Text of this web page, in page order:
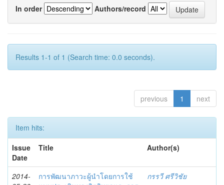
In order
Authors/record
Results 1-1 of 1 (Search time: 0.0 seconds).
previous 1 next
Item hits:
Issue
Date
Title Author(s)
2014-
การพัฒนาภาวะผู้นำโดยการใช้
กรรวี ศรีวิชัย